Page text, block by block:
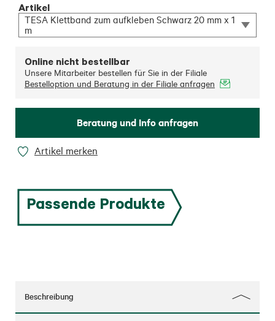
Artikel
TESA Klettband zum aufkleben Schwarz 20 mm x 1
m
Online nicht bestellbar
Unsere Mitarbeiter bestellen für Sie in der Filiale
Bestelloption und Beratung in der Filiale anfragen
Beratung und Info anfragen
Artikel merken
Passende Produkte
Beschreibung